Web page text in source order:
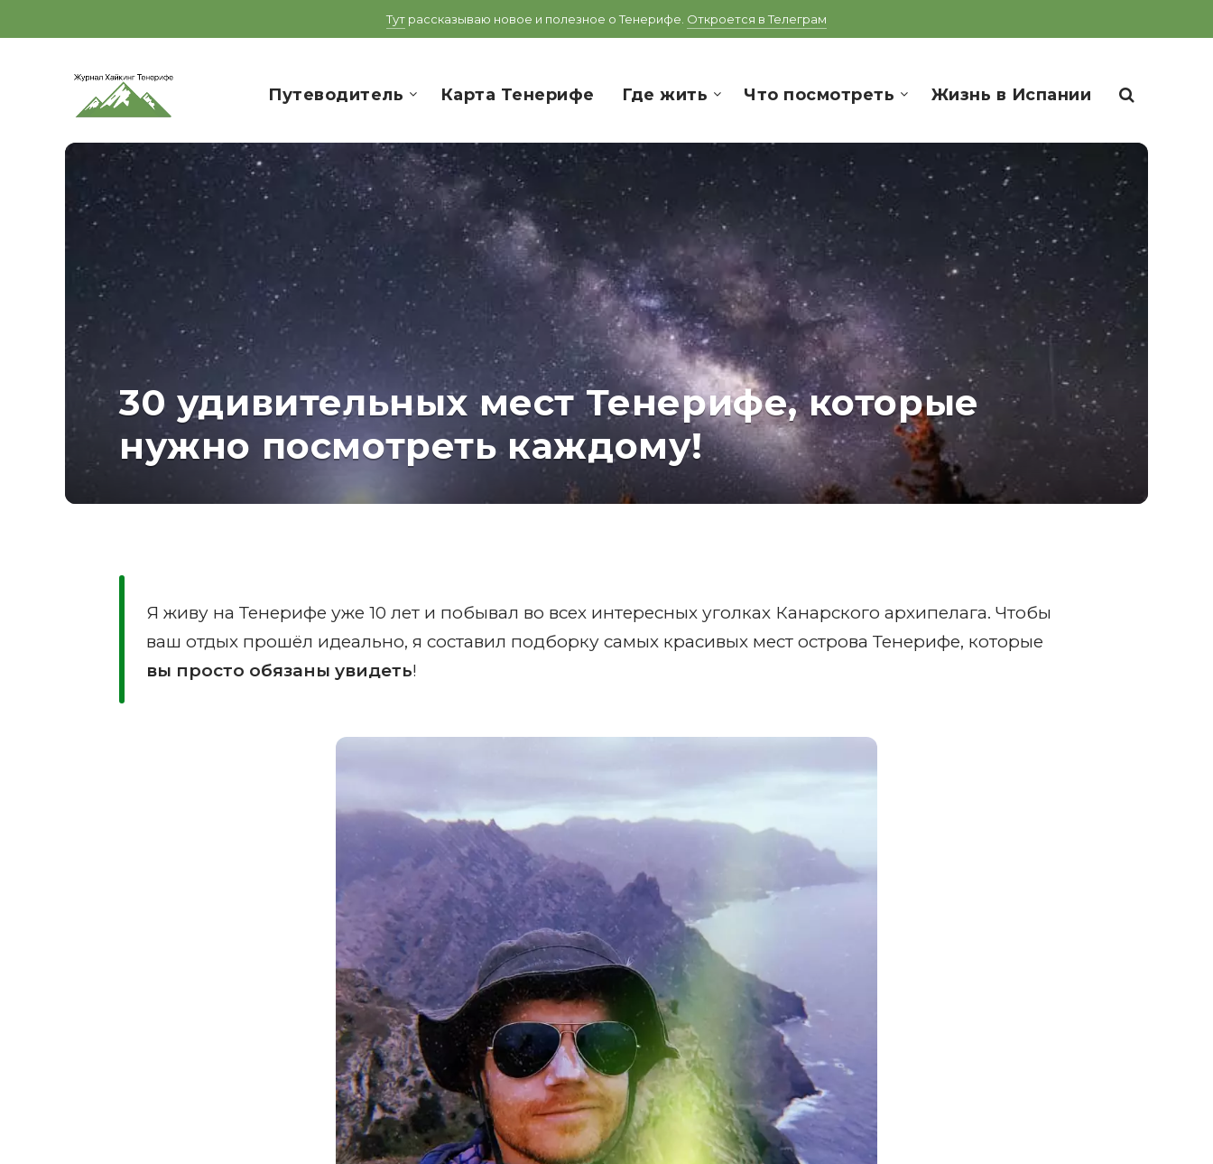
Тут рассказываю новое и полезное о Тенерифе. Откроется в Телеграм
Путеводитель Карта Тенерифе Где жить Что посмотреть Жизнь в Испании
30 удивительных мест Тенерифе, которые
нужно посмотреть каждому!
Я живу на Тенерифе уже 10 лет и побывал во всех интересных уголках Канарского архипелага. Чтобы
ваш отдых прошёл идеально, я составил подборку самых красивых мест острова Тенерифе, которые
вы просто обязаны увидеть!